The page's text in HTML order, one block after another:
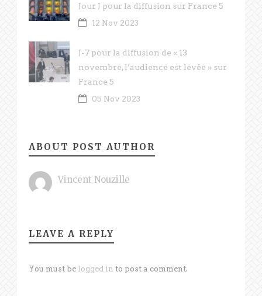
Jour J pour la diffusion sur France 5
12 Nov 2023
J-7 pour la diffusion de « 13
novembre, l’audience est levée » sur
France 5
05 Nov 2023
ABOUT POST AUTHOR
Vincent Nouzille
LEAVE A REPLY
You must be logged in to post a comment.